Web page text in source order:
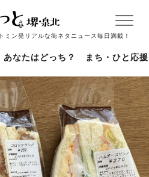
ミン発リアルな街ネタニュース毎日満載！
あなたはどっち？ まち・ひと応援